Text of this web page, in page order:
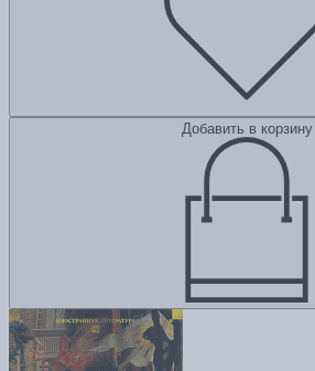
Добавить в корзину